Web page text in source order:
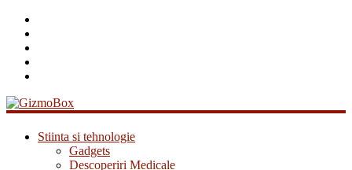
GizmoBox
Stiinta si tehnologie
Gadgets
Descoperiri Medicale